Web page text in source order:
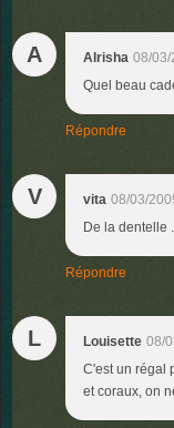
A Alrisha 08/03/
Quel beau
Répondre
V vita 08/03/
De la dentelle
Répondre
L Louisette 08/
C'est un régal
et coraux, on